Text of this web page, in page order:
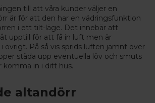
till att våra kunder väljer en
är för att den har en vädringsfunktion
i ett tilt-läge. Det innebär att
upptill för att få in luft men är
övrigt. På så vis sprids luften jämnt över
städa upp eventuella löv och smuts
komma in i ditt hus.
altandörr